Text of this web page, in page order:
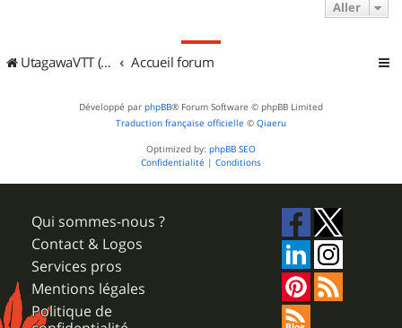
Aller
UtagawaVTT (Randos VTT et VTTAE avec traces GPS) Accueil forum
Développé par phpBB® Forum Software © phpBB Limited
Traduction française officielle © Qiaeru
Optimized by: phpBB SEO
Confidentialité | Conditions
Qui sommes-nous ?
Contact & Logos
Services pros
Mentions légales
Politique de